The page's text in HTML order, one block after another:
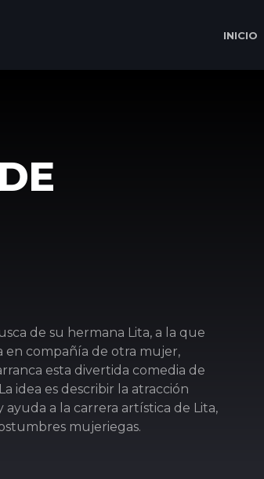
INICIO
de su hermana Lita, a la que
en compañía de otra mujer,
esta divertida comedia de
idea es describir la atracción
a la carrera artística de Lita,
mujeriegas.